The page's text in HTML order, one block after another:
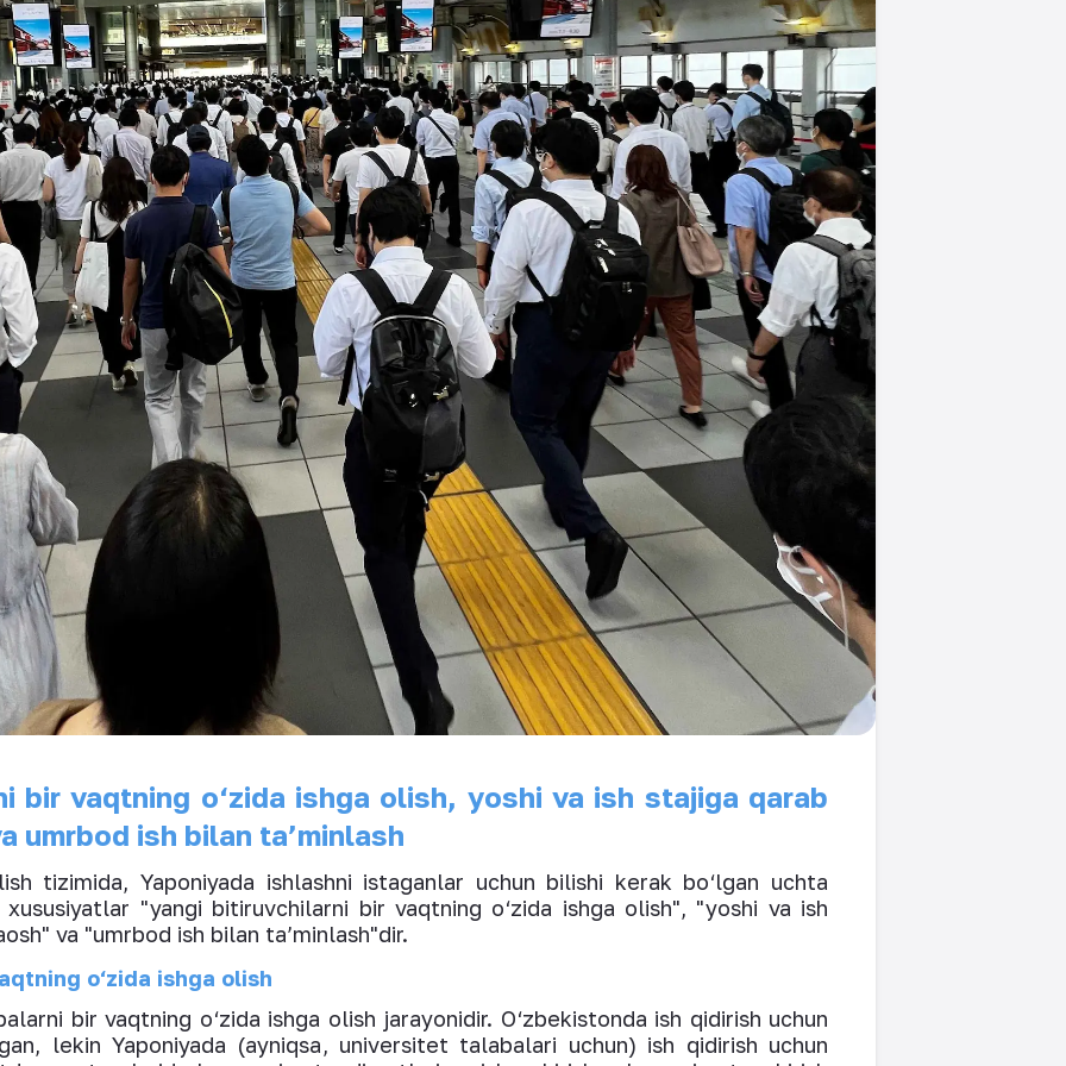
bir vaqtning o‘zida ishga olish, yoshi va ish stajiga qarab
umrbod ish bilan ta’minlash
tizimida, Yaponiyada ishlashni istaganlar uchun bilishi kerak bo‘lgan uchta
"yangi bitiruvchilarni bir vaqtning o‘zida ishga olish", "yoshi va ish
va "umrbod ish bilan ta’minlash"dir.
o‘zida ishga olish
bir vaqtning o‘zida ishga olish jarayonidir. O‘zbekistonda ish qidirish uchun
lekin Yaponiyada (ayniqsa, universitet talabalari uchun) ish qidirish uchun